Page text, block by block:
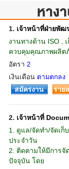
หาง
1. เจ้าหน้าที่ฝ่ายพั
งานทางด้าน ISO ,
ควบคุมคุณภาพผลิ
อัตรา 2
เงินเดือน ตามตกลง
สมัครงาน ราย
2. เจ้าหน้าที่
1. ดูแล/จัดทำ/จัดเก็
ประจำวัน
2. ติดตามให้มีการจั
ปัจจุบัน โดย